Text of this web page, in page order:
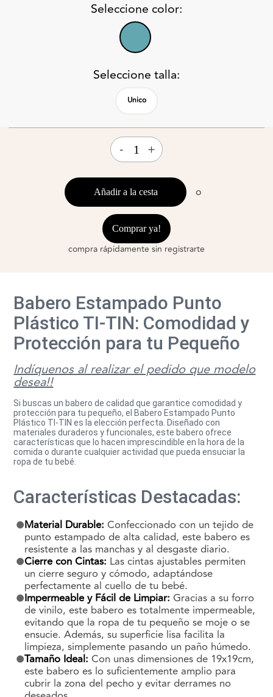
Seleccione color:
Seleccione talla:
Unico
- +
Añadir a la cesta o
Comprar ya!
compra rápidamente sin registrarte
Babero Estampado Punto
Plástico TI-TIN: Comodidad y
Protección para tu Pequeño
Indíquenos al realizar el pedido que modelo
desea!!
Si buscas un babero de calidad que garantice comodidad y
protección para tu pequeño, el Babero Estampado Punto
Plástico TI-TIN es la elección perfecta. Diseñado con
materiales duraderos y funcionales, este babero ofrece
características que lo hacen imprescindible en la hora de la
comida o durante cualquier actividad que pueda ensuciar la
ropa de tu bebé.
Características Destacadas:
Material Durable: Confeccionado con un tejido de
punto estampado de alta calidad, este babero es
resistente a las manchas y al desgaste diario.
Cierre con Cintas: Las cintas ajustables permiten
un cierre seguro y cómodo, adaptándose
perfectamente al cuello de tu bebé.
Impermeable y Fácil de Limpiar: Gracias a su forro
de vinilo, este babero es totalmente impermeable,
evitando que la ropa de tu pequeño se moje o se
ensucie. Además, su superficie lisa facilita la
limpieza, simplemente pasando un paño húmedo.
Tamaño Ideal: Con unas dimensiones de 19x19cm,
este babero es lo suficientemente amplio para
cubrir la zona del pecho y evitar derrames no